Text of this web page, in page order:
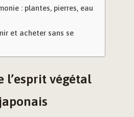
: plantes, pierres, eau
et acheter sans se
l’esprit végétal